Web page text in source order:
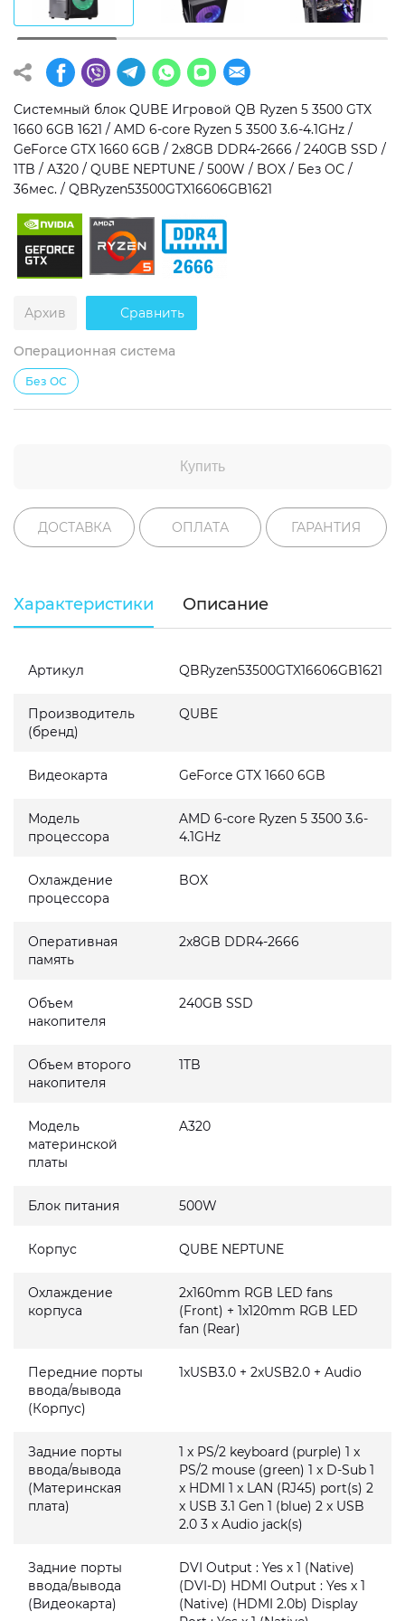
Операционная система
Windows 11 Home
Windows 11 Pro
Без ОС
Тип накопителя
SSD
HDD
SSD + HDD
Дополнительно
RGB-подсветка
Разблокированный множитель CPU
Сверхбыстрый M.2 SSD NVME
Системный блок QUBE Игровой QB Ryzen 5 3500 GTX
1660 6GB 1621 / AMD 6-core Ryzen 5 3500 3.6-4.1GHz /
GeForce GTX 1660 6GB / 2x8GB DDR4-2666 / 240GB SSD /
1TB / A320 / QUBE NEPTUNE / 500W / BOX / Без ОС /
36мес. / QBRyzen53500GTX16606GB1621
Архив Сравнить
Операционная система
Без ОС
Купить
ДОСТАВКА ОПЛАТА ГАРАНТИЯ
Характеристики Описание
Артикул QBRyzen53500GTX16606GB1621
Производитель
(бренд)
QUBE
Видеокарта GeForce GTX 1660 6GB
Модель
процессора
AMD 6-core Ryzen 5 3500 3.6-
4.1GHz
Охлаждение
процессора
BOX
Оперативная
память
2x8GB DDR4-2666
Объем
накопителя
240GB SSD
Объем второго
накопителя
1TB
Модель
материнской
платы
A320
Блок питания 500W
Корпус QUBE NEPTUNE
Охлаждение
корпуса
2x160mm RGB LED fans
(Front) + 1x120mm RGB LED
fan (Rear)
Передние порты
ввода/вывода
(Корпус)
1xUSB3.0 + 2xUSB2.0 + Audio
Задние порты
ввода/вывода
(Материнская
плата)
1 x PS/2 keyboard (purple) 1 x
PS/2 mouse (green) 1 x D-Sub 1
x HDMI 1 x LAN (RJ45) port(s) 2
x USB 3.1 Gen 1 (blue) 2 x USB
2.0 3 x Audio jack(s)
Задние порты
ввода/вывода
(Видеокарта)
DVI Output : Yes x 1 (Native)
(DVI-D) HDMI Output : Yes x 1
(Native) (HDMI 2.0b) Display